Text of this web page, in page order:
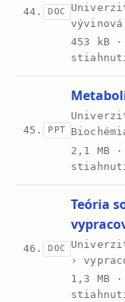
44. DOC
453 kB ·
45. PPT
2,1 MB ·
46. DOC
Teória
›
1,3 MB ·